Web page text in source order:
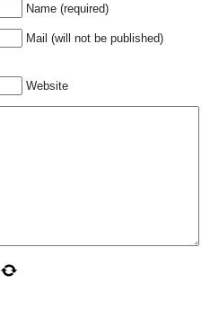
Name (required)
Mail (will not be published)
Website